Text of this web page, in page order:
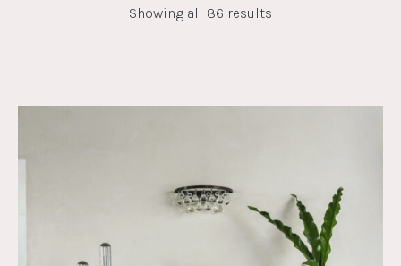
Showing all 86 results